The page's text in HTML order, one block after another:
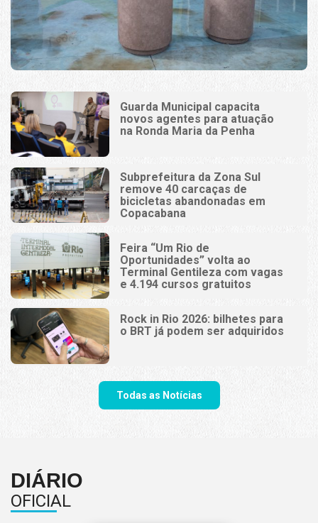
Guarda Municipal capacita
novos agentes para atuação
na Ronda Maria da Penha
Subprefeitura da Zona Sul
remove 40 carcaças de
bicicletas abandonadas em
Copacabana
Feira “Um Rio de
Oportunidades” volta ao
Terminal Gentileza com vagas
e 4.194 cursos gratuitos
Rock in Rio 2026: bilhetes para
o BRT já podem ser adquiridos
Todas as Notícias
DIÁRIO
OFICIAL